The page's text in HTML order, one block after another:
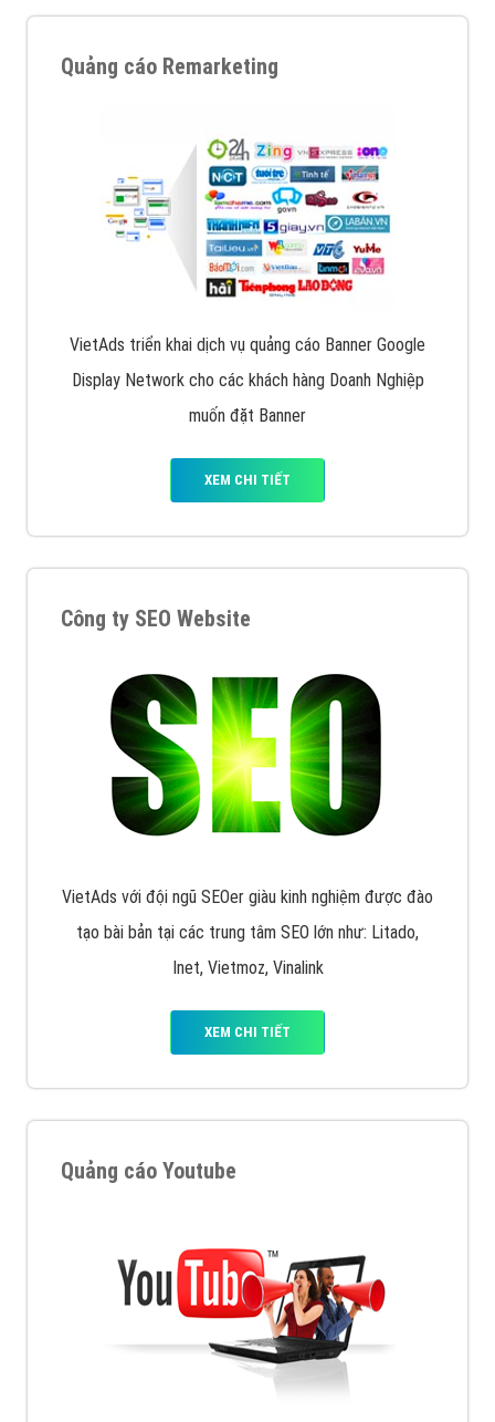
Quảng cáo Remarketing
VietAds triển khai dịch vụ quảng cáo Banner Google
Display Network cho các khách hàng Doanh Nghiệp
muốn đặt Banner
XEM CHI TIẾT
Công ty SEO Website
VietAds với đội ngũ SEOer giàu kinh nghiệm được đào
tạo bài bản tại các trung tâm SEO lớn như: Litado,
Inet, Vietmoz, Vinalink
XEM CHI TIẾT
Quảng cáo Youtube